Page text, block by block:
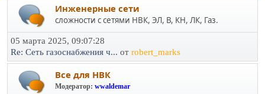
Инженерные сети
сложности с сетями НВК, ЭЛ, В, КН, ЛК, Газ.
05 марта 2025, 09:07:28
Re: Сеть газоснабжения ч... от robert_marks
Все для НВК
Модератор: wwaldemar